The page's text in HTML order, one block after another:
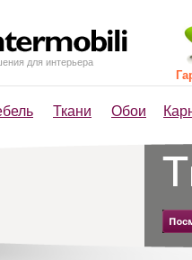
для интерьера
Ткани Обои